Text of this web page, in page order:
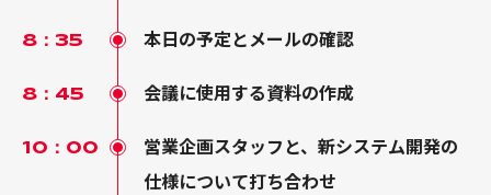
8：35 本日の予定とメールの確認
8：45 会議に使用する資料の作成
10：00
営業企画スタッフと、新システム開発の
仕様について打ち合わせ